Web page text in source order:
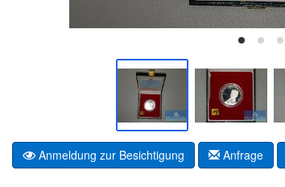
Anmeldung zur Besichtigung Anfrage